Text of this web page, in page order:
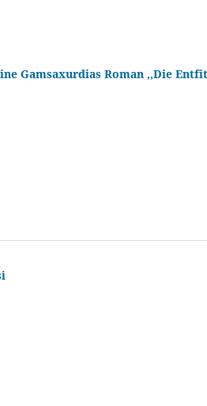
Gamsaxurdias Roman ,,Die